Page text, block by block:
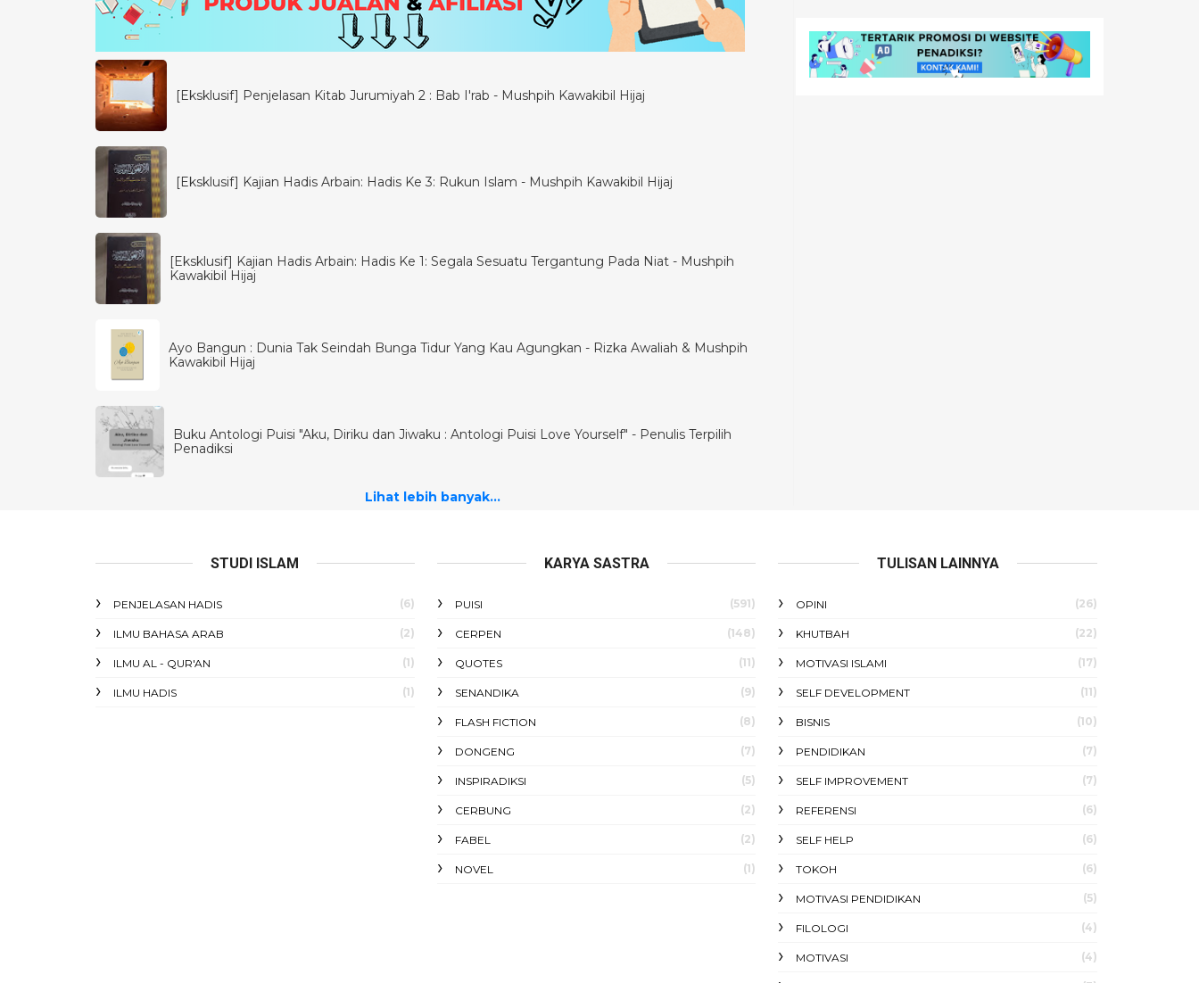
[Eksklusif] Penjelasan Kitab Jurumiyah 2 : Bab I'rab - Mushpih Kawakibil Hijaj
[Eksklusif] Kajian Hadis Arbain: Hadis Ke 3: Rukun Islam - Mushpih Kawakibil Hijaj
[Eksklusif] Kajian Hadis Arbain: Hadis Ke 1: Segala Sesuatu Tergantung Pada Niat - Mushpih
Kawakibil Hijaj
Ayo Bangun : Dunia Tak Seindah Bunga Tidur Yang Kau Agungkan - Rizka Awaliah & Mushpih
Kawakibil Hijaj
Buku Antologi Puisi "Aku, Diriku dan Jiwaku : Antologi Puisi Love Yourself" - Penulis Terpilih
Penadiksi
Lihat lebih banyak...
STUDI ISLAM
PENJELASAN HADIS (6)
ILMU BAHASA ARAB (2)
ILMU AL - QUR'AN (1)
ILMU HADIS (1)
KARYA SASTRA
PUISI (591)
CERPEN (148)
QUOTES (11)
SENANDIKA (9)
FLASH FICTION (8)
DONGENG (7)
INSPIRADIKSI (5)
CERBUNG (2)
FABEL (2)
NOVEL (1)
TULISAN LAINNYA
OPINI (26)
KHUTBAH (22)
MOTIVASI ISLAMI (17)
SELF DEVELOPMENT (11)
BISNIS (10)
PENDIDIKAN (7)
SELF IMPROVEMENT (7)
REFERENSI (6)
SELF HELP (6)
TOKOH (6)
MOTIVASI PENDIDIKAN (5)
FILOLOGI (4)
MOTIVASI (4)